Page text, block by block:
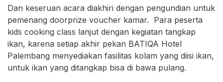
Dan keseruan acara diakhiri dengan pengundian untuk
pemenang doorprize voucher kamar. Para peserta
kids cooking class lanjut dengan kegiatan tangkap
ikan, karena setiap akhir pekan BATIQA Hotel
Palembang menyediakan fasilitas kolam yang diisi ikan,
untuk ikan yang ditangkap bisa di bawa pulang.